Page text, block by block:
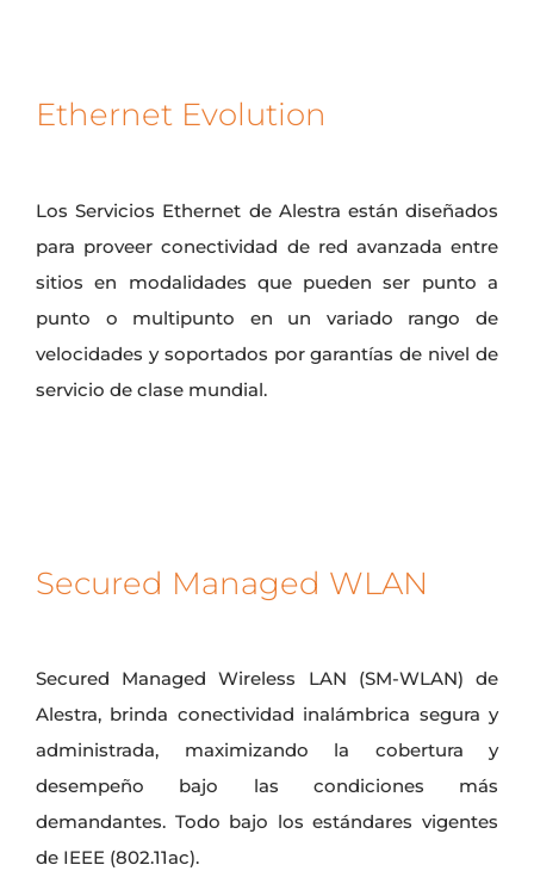
Ethernet Evolution
Los Servicios Ethernet de Alestra están diseñados
para proveer conectividad de red avanzada entre
sitios en modalidades que pueden ser punto a
punto o multipunto en un variado rango de
velocidades y soportados por garantías de nivel de
servicio de clase mundial.
Secured Managed WLAN
Secured Managed Wireless LAN (SM-WLAN) de
Alestra, brinda conectividad inalámbrica segura y
administrada, maximizando la cobertura y
desempeño bajo las condiciones más
demandantes. Todo bajo los estándares vigentes
de IEEE (802.11ac).